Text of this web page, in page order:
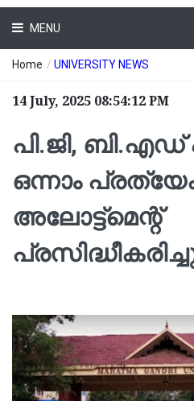
MENU
Home / UNIVERSITY NEWS
14 July, 2025 08:54:12 PM
പി.ജി,
ഒന്നാം
അലോട്ട്മെന്റ്